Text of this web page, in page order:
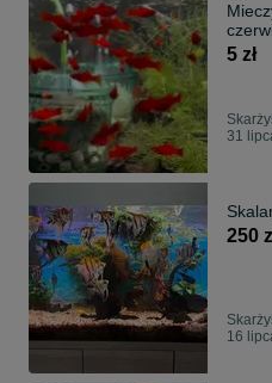
5 zł
31
250
16